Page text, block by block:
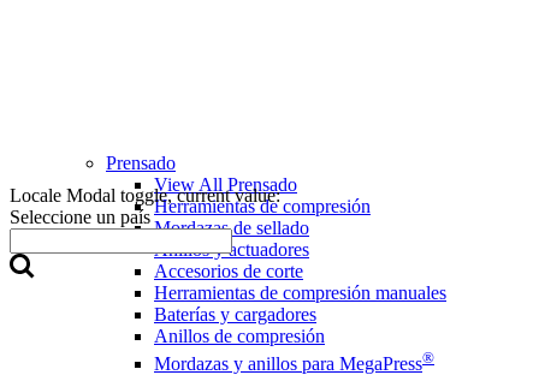
Locale Modal toggle, current value:
Seleccione un país
Prensado
View All Prensado
Herramientas de compresión
Mordazas de sellado
Anillos y actuadores
Accesorios de corte
Herramientas de compresión manuales
Baterías y cargadores
Anillos de compresión
Mordazas y anillos para MegaPress®